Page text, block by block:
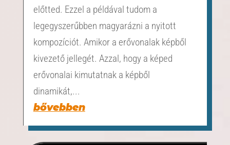
előtted. Ezzel a példával tudom a
legegyszerűbben magyarázni a nyitott
kompozíciót. Amikor a erővonalak képből
kivezető jellegét. Azzal, hogy a képed
erővonalai kimutatnak a képből
dinamikát,...
bővebben